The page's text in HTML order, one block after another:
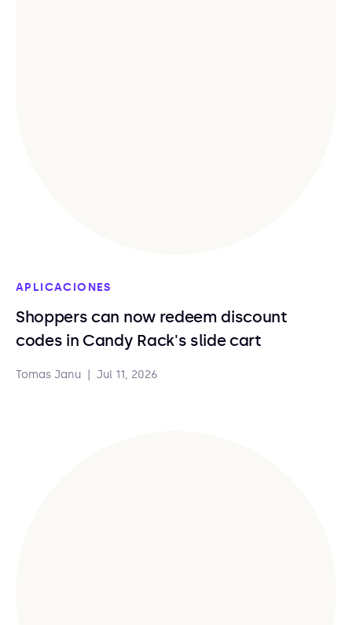
APLICACIONES
Shoppers can now redeem discount
codes in Candy Rack's slide cart
Tomas Janu Jul 11, 2026